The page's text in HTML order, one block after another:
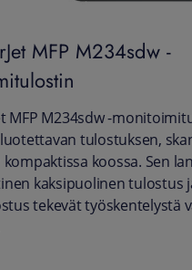
MFP M234sdw -
MFP M234sdw -
tulostuksen,
koossa. Sen
kaksipuolinen tulostus
tekevät työskentelystä